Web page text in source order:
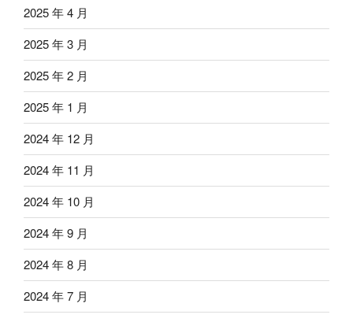
2025 年 4 月
2025 年 3 月
2025 年 2 月
2025 年 1 月
2024 年 12 月
2024 年 11 月
2024 年 10 月
2024 年 9 月
2024 年 8 月
2024 年 7 月